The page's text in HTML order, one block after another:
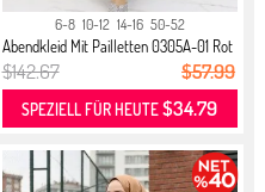
6-8 10-12 14-16 50-52
Abendkleid Mit Pailletten 0305A-01 Rot
$142.67 $57.99
SPEZIELL FÜR HEUTE$34.79